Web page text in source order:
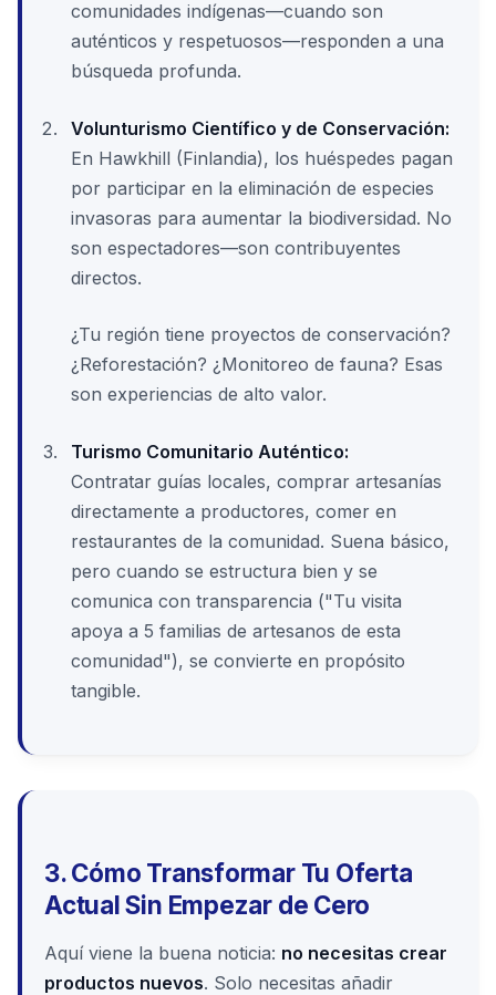
comunidades indígenas—cuando son
auténticos y respetuosos—responden a una
búsqueda profunda.
Volunturismo Científico y de Conservación:
En Hawkhill (Finlandia), los huéspedes pagan
por participar en la eliminación de especies
invasoras para aumentar la biodiversidad. No
son espectadores—son contribuyentes
directos.
¿Tu región tiene proyectos de conservación?
¿Reforestación? ¿Monitoreo de fauna? Esas
son experiencias de alto valor.
Turismo Comunitario Auténtico:
Contratar guías locales, comprar artesanías
directamente a productores, comer en
restaurantes de la comunidad. Suena básico,
pero cuando se estructura bien y se
comunica con transparencia ("Tu visita
apoya a 5 familias de artesanos de esta
comunidad"), se convierte en propósito
tangible.
3. Cómo Transformar Tu Oferta
Actual Sin Empezar de Cero
Aquí viene la buena noticia: no necesitas crear
productos nuevos. Solo necesitas añadir